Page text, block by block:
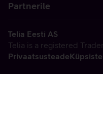
Partnerile
Telia Eesti AS
Telia is a registered
Privaatsusteade